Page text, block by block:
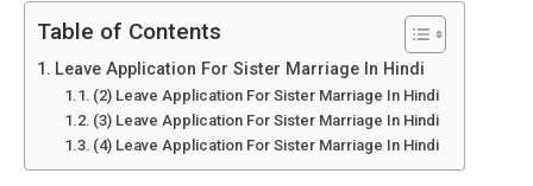
Table of Contents
Leave Application For Sister Marriage In Hindi
(2) Leave Application For Sister Marriage In Hindi
(3) Leave Application For Sister Marriage In Hindi
(4) Leave Application For Sister Marriage In Hindi